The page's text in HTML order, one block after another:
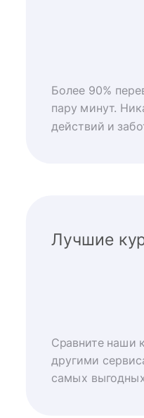
Более 90%
пару минут.
действий и
Лучшие
Сравните наши
другими
самых